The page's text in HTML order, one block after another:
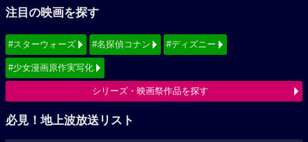
注目の映画を探す
#スターウォーズ #名探偵コナン #ディズニー
#少女漫画原作実写化
シリーズ・映画祭作品を探す
必見！地上波放送リスト